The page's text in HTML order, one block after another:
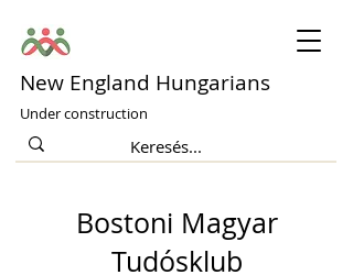
New England Hungarians
Under construction
Bostoni Magyar
Tudósklub